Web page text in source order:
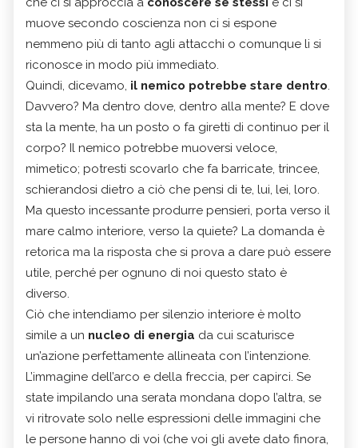
muove secondo coscienza non ci si espone
nemmeno più di tanto agli attacchi o comunque li si
riconosce in modo più immediato.
Quindi, dicevamo, il nemico potrebbe stare dentro.
Davvero? Ma dentro dove, dentro alla mente? E dove
sta la mente, ha un posto o fa giretti di continuo per il
corpo? Il nemico potrebbe muoversi veloce,
mimetico; potresti scovarlo che fa barricate, trincee,
schierandosi dietro a ciò che pensi di te, lui, lei, loro.
Ma questo incessante produrre pensieri, porta verso il
mare calmo interiore, verso la quiete? La domanda è
retorica ma la risposta che si prova a dare può essere
utile, perché per ognuno di noi questo stato è
diverso.
Ciò che intendiamo per silenzio interiore è molto
simile a un nucleo di energia da cui scaturisce
un’azione perfettamente allineata con l’intenzione.
L’immagine dell’arco e della freccia, per capirci. Se
state impilando una serata mondana dopo l’altra, se
vi ritrovate solo nelle espressioni delle immagini che
le persone hanno di voi (che voi gli avete dato finora,